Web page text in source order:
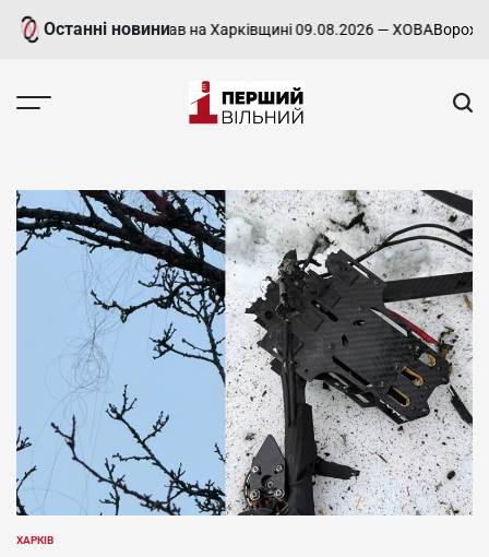
Перейти
Останні новини
звіт про стан справ на Харківщині 09.08.2026 — ХОВАВорожі
-
харківський,
новини
Харкова
та
області
ОПУБЛІКУВАТИ
ХАРКІВ